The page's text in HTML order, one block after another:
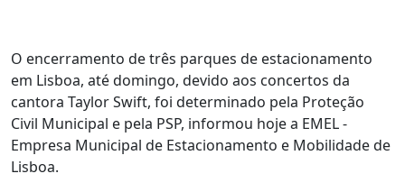
O encerramento de três parques de estacionamento
em Lisboa, até domingo, devido aos concertos da
cantora Taylor Swift, foi determinado pela Proteção
Civil Municipal e pela PSP, informou hoje a EMEL -
Empresa Municipal de Estacionamento e Mobilidade de
Lisboa.